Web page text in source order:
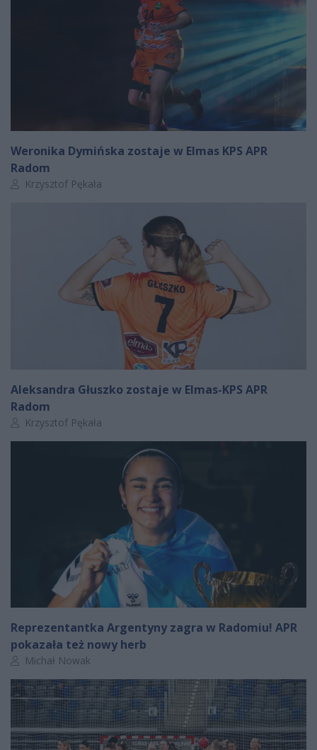
Weronika Dymińska zostaje w Elmas KPS APR
Radom
Autor artykułu:
Krzysztof Pękała
Aleksandra Głuszko zostaje w Elmas-KPS APR
Radom
Autor artykułu:
Krzysztof Pękała
Reprezentantka Argentyny zagra w Radomiu! APR
pokazała też nowy herb
Autor artykułu:
Michał Nowak